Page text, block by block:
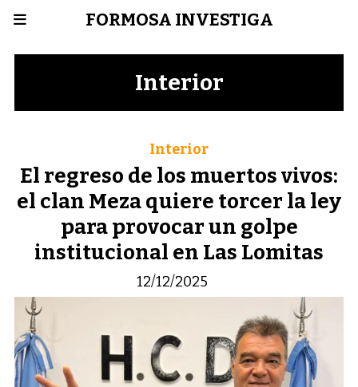
FORMOSA INVESTIGA
Interior
El regreso de los muertos vivos:
el clan Meza quiere torcer la ley
para provocar un golpe
institucional en Las Lomitas
Interior
12/12/2025